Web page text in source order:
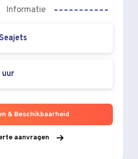
Informatie
uur
& Beschikbaarheid
aanvragen